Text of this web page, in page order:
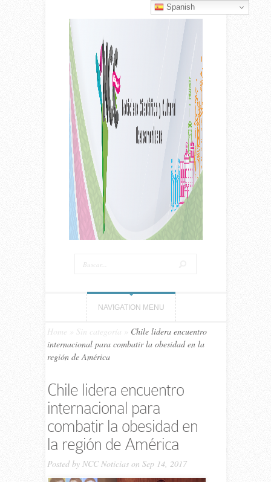
NAVIGATION MENU
Home Sin categoría
Chile lidera encuentro
internacional para combatir la obesidad en la
región de América
Chile lidera encuentro
internacional para
combatir la obesidad en
la región de América
Posted by NCC Noticiason Sep 14, 2017
Spanish